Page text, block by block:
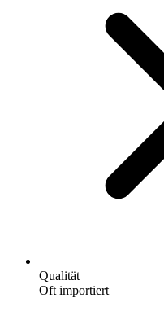
Qualität
Oft importiert